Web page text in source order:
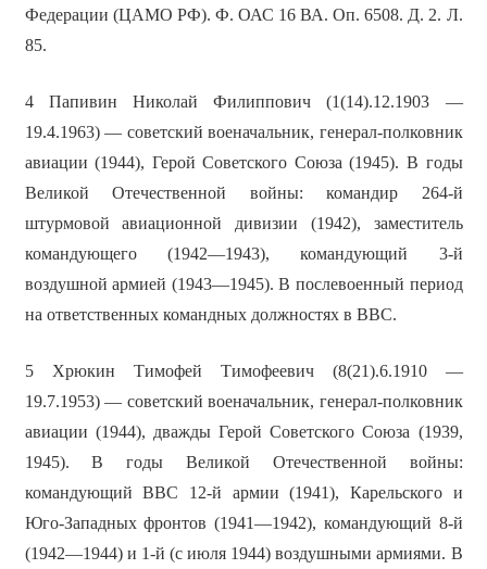
Федерации (ЦАМО РФ). Ф. ОАС 16 ВА. Оп. 6508. Д. 2. Л.
85.
4Папивин Николай Филиппович (1(14).12.1903 —
19.4.1963) — советский военачальник, генерал-полковник
авиации (1944), Герой Советского Союза (1945). В годы
Великой Отечественной войны: командир 264-й
штурмовой авиационной дивизии (1942), заместитель
командующего (1942—1943), командующий 3-й
воздушной армией (1943—1945). В послевоенный период
на ответственных командных должностях в ВВС.
5Хрюкин Тимофей Тимофеевич (8(21).6.1910 —
19.7.1953) — советский военачальник, генерал-полковник
авиации (1944), дважды Герой Советского Союза (1939,
1945). В годы Великой Отечественной войны:
командующий ВВС 12-й армии (1941), Карельского и
Юго-Западных фронтов (1941—1942), командующий 8-й
(1942—1944) и 1-й (с июля 1944) воздушными армиями. В